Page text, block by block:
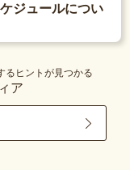
ジュールについ
るヒントが見つかる
ア